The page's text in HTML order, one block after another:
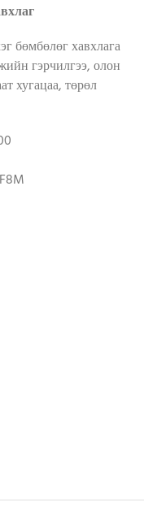
бөмбөлөг хавхлага
гэрчилгээ, олон
хугацаа, төрөл